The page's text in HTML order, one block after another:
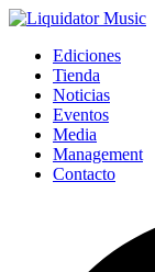
Ediciones
Tienda
Noticias
Eventos
Media
Management
Contacto